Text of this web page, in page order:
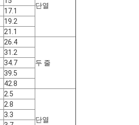
단열
17.1
19.2
21.1
26.4
두 줄
31.2
34.7
39.5
42.8
2.5
단열
2.8
3.3